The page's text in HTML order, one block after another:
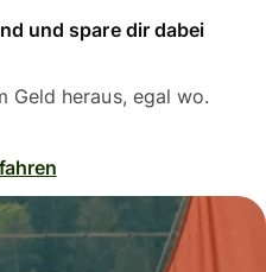
und spare dir dabei
Geld heraus, egal wo.